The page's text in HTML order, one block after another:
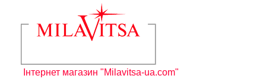
Інтернет магазин "Milavitsa-ua.com"